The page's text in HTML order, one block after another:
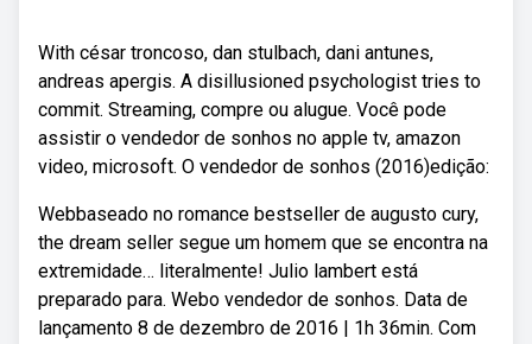
With césar troncoso, dan stulbach, dani antunes,
andreas apergis. A disillusioned psychologist tries to
commit. Streaming, compre ou alugue. Você pode
assistir o vendedor de sonhos no apple tv, amazon
video, microsoft. O vendedor de sonhos (2016)edição:
Webbaseado no romance bestseller de augusto cury,
the dream seller segue um homem que se encontra na
extremidade… literalmente! Julio lambert está
preparado para. Webo vendedor de sonhos. Data de
lançamento 8 de dezembro de 2016 | 1h 36min. Com